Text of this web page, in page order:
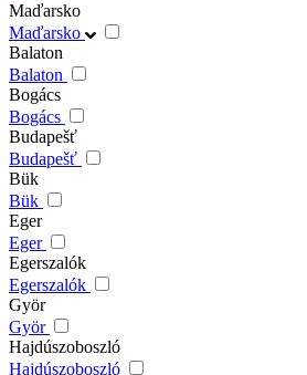
Maďarsko
Maďarsko
Balaton
Balaton
Bogács
Bogács
Budapešť
Budapešť
Bük
Bük
Eger
Eger
Egerszalók
Egerszalók
Györ
Györ
Hajdúszoboszló
Hajdúszoboszló